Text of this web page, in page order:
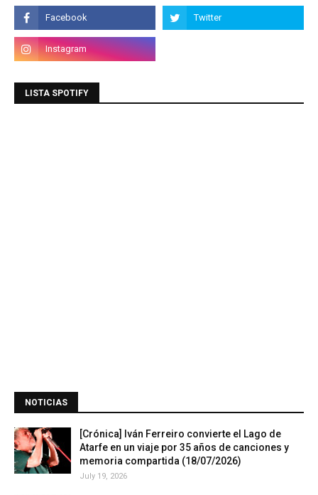
LISTA SPOTIFY
NOTICIAS
[Crónica] Iván Ferreiro convierte el Lago de
Atarfe en un viaje por 35 años de canciones y
memoria compartida (18/07/2026)
July 19, 2026